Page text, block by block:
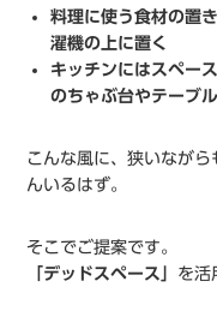
料理に使う食材の置
濯機の上に置く
キッチンにはスペー
のちゃぶ台やテーブ
こんな風に、狭いなが
んいるはず。
そこでご提案です。
「デッドスペース」 を活